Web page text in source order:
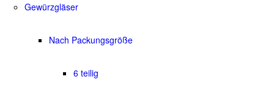
Gewürzgläser
Nach Packungsgröße
6 teilig